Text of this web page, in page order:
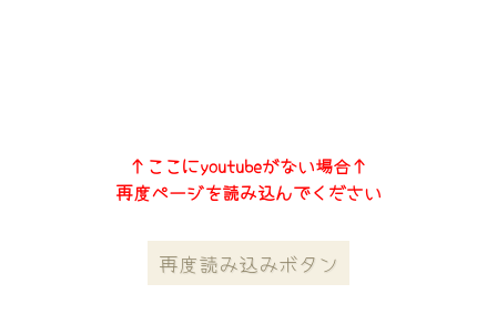
↑ここにyoutubeがない場合↑
再度ページを読み込んでください
再度読み込みボタン